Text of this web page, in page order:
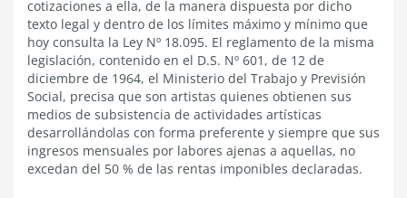
cotizaciones a ella, de la manera dispuesta por dicho
texto legal y dentro de los límites máximo y mínimo que
hoy consulta la Ley Nº 18.095. El reglamento de la misma
legislación, contenido en el D.S. Nº 601, de 12 de
diciembre de 1964, el Ministerio del Trabajo y Previsión
Social, precisa que son artistas quienes obtienen sus
medios de subsistencia de actividades artísticas
desarrollándolas con forma preferente y siempre que sus
ingresos mensuales por labores ajenas a aquellas, no
excedan del 50 % de las rentas imponibles declaradas.